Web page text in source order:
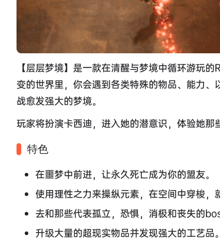
【层层梦境】是一款在清醒与梦境中循环游玩
变的世界里，你会遇到各类特殊的物品、能力
战愈发强大的梦境。
玩家将扮演卡西迪，进入她的潜意识，体验她那
特色
在噩梦中前进，让永久死亡成为你的盟友。
使用理性之力来操纵元素，在空间中穿梭，
去和那些代表孤立，恐惧，消极和丧失的
升级大量的超现实物品并发现强大的工艺品。